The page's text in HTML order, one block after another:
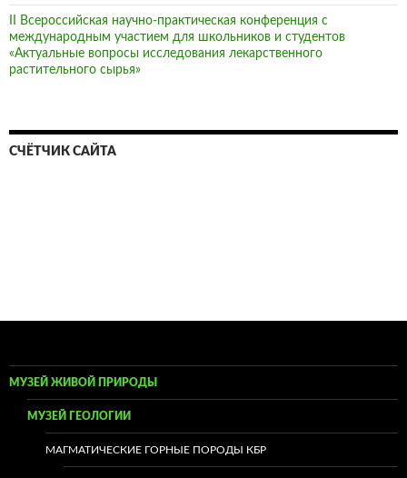
II Всероссийская научно-практическая конференция с
международным участием для школьников и студентов
«Актуальные вопросы исследования лекарственного
растительного сырья»
СЧЁТЧИК САЙТА
МУЗЕЙ ЖИВОЙ ПРИРОДЫ
МУЗЕЙ ГЕОЛОГИИ
МАГМАТИЧЕСКИЕ ГОРНЫЕ ПОРОДЫ КБР